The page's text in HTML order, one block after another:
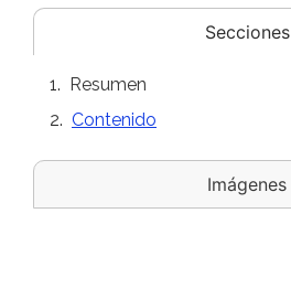
Secciones
Imágenes
Resumen
Contenido